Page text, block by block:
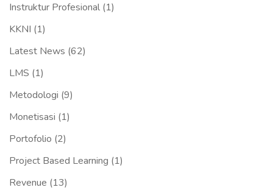
Instruktur Profesional (1)
KKNI (1)
Latest News (62)
LMS (1)
Metodologi (9)
Monetisasi (1)
Portofolio (2)
Project Based Learning (1)
Revenue (13)